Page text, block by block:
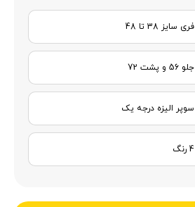
فری سایز 38 تا 48
جلو 56 و پشت 72
سوپر الیزه درجه یک
4 رنگ